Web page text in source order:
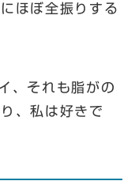
ほぼ全振りする
、それも脂がの
、私は好きで